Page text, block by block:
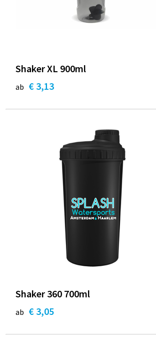
Shaker XL 900ml
ab € 3,13
Shaker 360 700ml
ab € 3,05